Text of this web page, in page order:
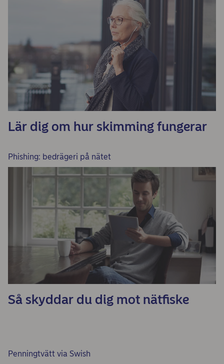
Lär dig om hur skimming fungerar
Phishing: bedrägeri på nätet
Så skyddar du dig mot nätfiske
Penningtvätt via Swish